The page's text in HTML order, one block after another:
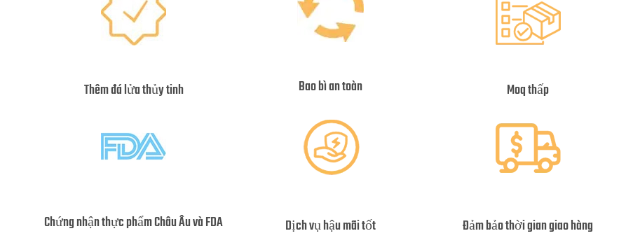
Thêm đá lửa thủy tinh Bao bì an toàn Moq thấp
Chứng nhận thực phẩm Châu Âu và FDA Dịch vụ hậu mãi tốt Đảm bảo thời gian giao hàng